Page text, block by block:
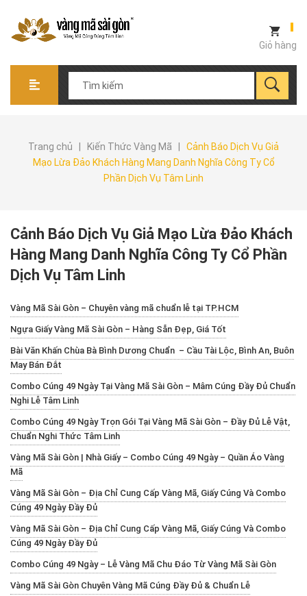
Giỏ hàng
Trang chủ Kiến Thức Vàng Mã
Cảnh Báo Dịch Vụ Giả
Mạo Lừa Đảo Khách Hàng Mang Danh Nghĩa Công Ty Cổ
Phần Dịch Vụ Tâm Linh
Cảnh Báo Dịch Vụ Giả Mạo Lừa Đảo Khách
Hàng Mang Danh Nghĩa Công Ty Cổ Phần
Dịch Vụ Tâm Linh
Vàng Mã Sài Gòn – Chuyên vàng mã chuẩn lễ tại TP.HCM
Ngựa Giấy Vàng Mã Sài Gòn – Hàng Sẵn Đẹp, Giá Tốt
Bài Văn Khấn Chùa Bà Bình Dương Chuẩn – Cầu Tài Lộc, Bình An, Buôn
May Bán Đắt
Combo Cúng 49 Ngày Tại Vàng Mã Sài Gòn – Mâm Cúng Đầy Đủ Chuẩn
Nghi Lễ Tâm Linh
Combo Cúng 49 Ngày Trọn Gói Tại Vàng Mã Sài Gòn – Đầy Đủ Lễ Vật,
Chuẩn Nghi Thức Tâm Linh
Vàng Mã Sài Gòn | Nhà Giấy – Combo Cúng 49 Ngày – Quần Áo Vàng
Mã
Vàng Mã Sài Gòn – Địa Chỉ Cung Cấp Vàng Mã, Giấy Cúng Và Combo
Cúng 49 Ngày Đầy Đủ
Vàng Mã Sài Gòn – Địa Chỉ Cung Cấp Vàng Mã, Giấy Cúng Và Combo
Cúng 49 Ngày Đầy Đủ
Combo Cúng 49 Ngày – Lễ Vàng Mã Chu Đáo Từ Vàng Mã Sài Gòn
Vàng Mã Sài Gòn Chuyên Vàng Mã Cúng Đầy Đủ & Chuẩn Lễ